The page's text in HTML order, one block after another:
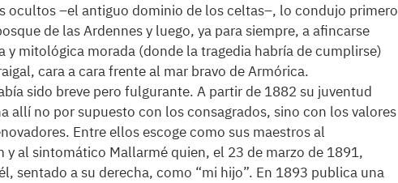
ocultos –el antiguo dominio de los celtas–, lo condujo primero
de las Ardennes y luego, ya para siempre, a afincarse
y mitológica morada (donde la tragedia habría de cumplirse)
cara a cara frente al mar bravo de Armórica.
sido breve pero fulgurante. A partir de 1882 su juventud
allí no por supuesto con los consagrados, sino con los valores
Entre ellos escoge como sus maestros al
y al sintomático Mallarmé quien, el 23 de marzo de 1891,
sentado a su derecha, como “mi hijo”. En 1893 publica una